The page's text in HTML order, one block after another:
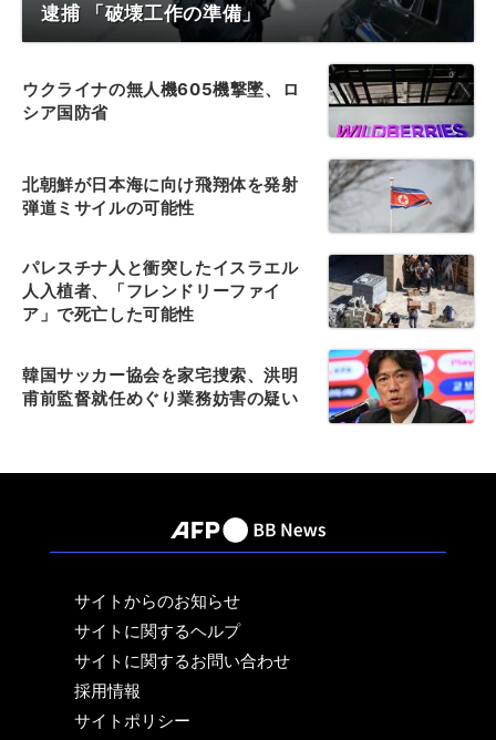
逮捕 「破壊工作の準備」
ウクライナの無人機605機撃墜、ロ
シア国防省
北朝鮮が日本海に向け飛翔体を発射
弾道ミサイルの可能性
パレスチナ人と衝突したイスラエル
人入植者、「フレンドリーファイ
ア」で死亡した可能性
韓国サッカー協会を家宅捜索、洪明
甫前監督就任めぐり業務妨害の疑い
サイトからのお知らせ
サイトに関するヘルプ
サイトに関するお問い合わせ
採用情報
サイトポリシー